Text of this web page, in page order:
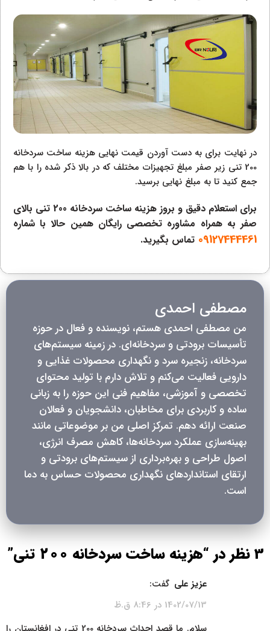
در نهایت برای به دست آوردن قیمت نهایی هزینه ساخت سردخانه
200 تنی زیر صفر مبلغ تجهیزات مختلف که در بالا ذکر شده را با هم
جمع کنید تا به مبلغ نهایی برسید.
برای استعلام دقیق و بروز هزینه ساخت سردخانه 200 تنی بالای
صفر به همراه مشاوره تخصصی رایگان همین حالا با شماره
09127444461 تماس بگیرید.
مصطفی احمدی
من مصطفی احمدی هستم، نویسنده و فعال در حوزه
تأسیسات برودتی و سردخانه‌ای. در زمینه سیستم‌های
سردخانه، زنجیره سرد و نگهداری محصولات غذایی و
دارویی فعالیت می‌کنم و تلاش دارم با تولید محتوای
تخصصی و آموزشی، مفاهیم فنی این حوزه را به زبانی
ساده و کاربردی برای مخاطبان، دانشجویان و فعالان
صنعت ارائه دهم. تمرکز اصلی من بر موضوعاتی مانند
بهینه‌سازی عملکرد سردخانه‌ها، کاهش مصرف انرژی،
اصول طراحی و بهره‌برداری از سیستم‌های برودتی و
ارتقای استانداردهای نگهداری محصولات حساس به دما
است.
3 نظر در “ هزینه ساخت سردخانه 200 تنی ”
عزیز علی گفت:
1402/07/13 در 8:46 ق.ظ